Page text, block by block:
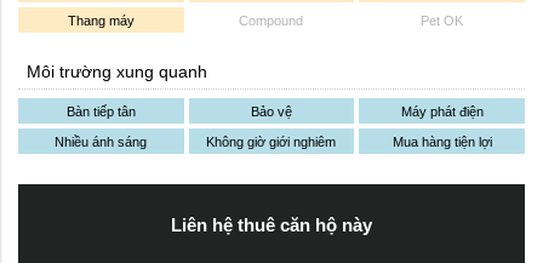
Thang máy Compound Pet OK
Môi trường xung quanh
Bàn tiếp tân Bảo vệ Máy phát điện
Nhiều ánh sáng Không giờ giới nghiêm Mua hàng tiện lợi
Liên hệ thuê căn hộ này